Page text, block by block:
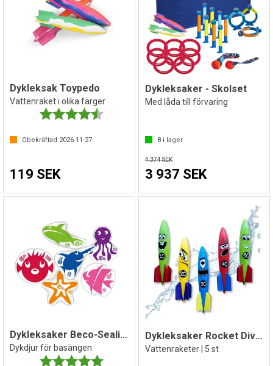
Dykleksak Toypedo
Vattenraket i olika färger
Betyg:
4.7 utav 5 stjärnor
Obekräftad 2026-11-27
119 SEK
Dykleksaker - Skolset
Med låda till förvaring
8i lager
4 374 SEK
3 937 SEK
Dykleksaker Beco-Sealife 6 st
Dykdjur för basängen
Betyg:
5.0 utav 5 stjärnor
Dykleksaker Rocket Divers
Vattenraketer | 5 st